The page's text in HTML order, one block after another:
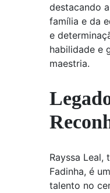
destacando
família e da
e
habilidade e
maestria.
Rayssa Leal,
Fadinha, é
talento no